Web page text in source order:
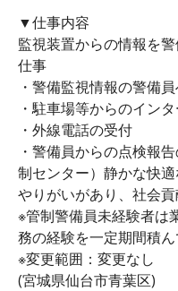
▼仕事内容
監視装置からの情報を
仕事
・警備監視情報の警備
・駐車場等からのイン
・外線電話の受付
・警備員からの点検報
制センター）静かな快適
やりがいがあり、社会貢
※管制警備員未経験者は
務の経験を一定期間積ん
※変更範囲：変更なし
(宮城県仙台市青葉区)